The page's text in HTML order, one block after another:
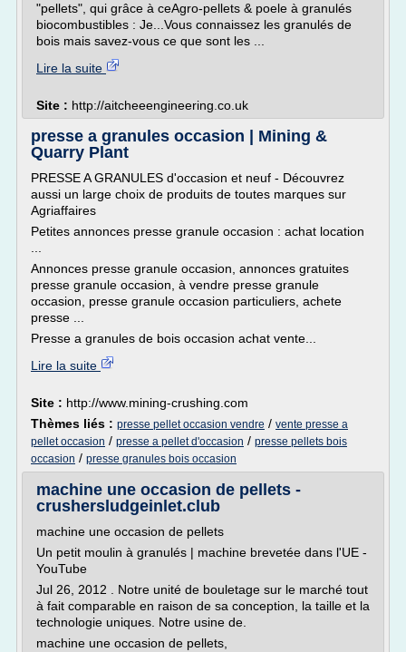
"pellets", qui grâce à ceAgro-pellets & poele à granulés
biocombustibles : Je...Vous connaissez les granulés de
bois mais savez-vous ce que sont les ...
Lire la suite
Site : http://aitcheeengineering.co.uk
presse a granules occasion | Mining &
Quarry Plant
PRESSE A GRANULES d'occasion et neuf - Découvrez
aussi un large choix de produits de toutes marques sur
Agriaffaires
Petites annonces presse granule occasion : achat location
Annonces presse granule occasion, annonces gratuites
presse granule occasion, à vendre presse granule
occasion, presse granule occasion particuliers, achete
presse ...
Presse a granules de bois occasion achat vente...
Lire la suite
Site : http://www.mining-crushing.com
Thèmes liés : presse pellet occasion vendre / vente presse a
pellet occasion / presse a pellet d'occasion / presse pellets bois
occasion / presse granules bois occasion
machine une occasion de pellets -
crushersludgeinlet.club
machine une occasion de pellets
Un petit moulin à granulés | machine brevetée dans l'UE -
YouTube
Jul 26, 2012 . Notre unité de bouletage sur le marché tout
à fait comparable en raison de sa conception, la taille et la
technologie uniques. Notre usine de.
machine une occasion de pellets,